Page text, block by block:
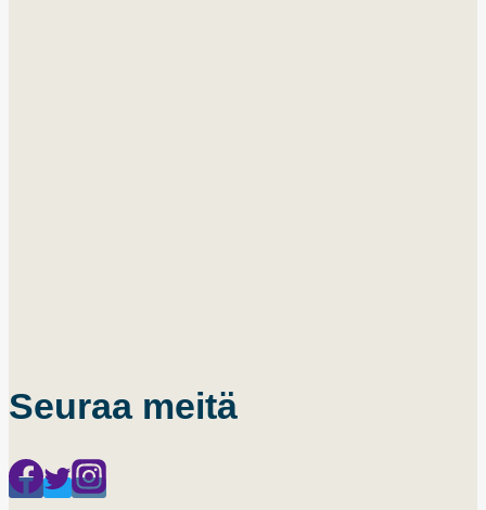
Seuraa meitä